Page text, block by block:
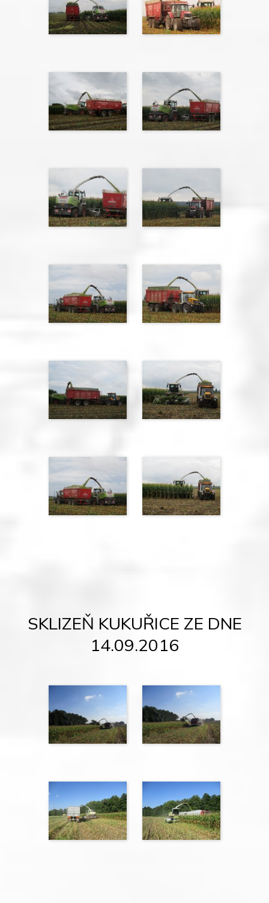
SKLIZEŇ KUKUŘICE ZE DNE
14.09.2016